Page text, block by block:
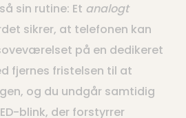
sin rutine: Et analogt
sikrer, at telefonen kan
på en dedikeret
fjernes fristelsen til at
og du undgår samtidig
blink, der forstyrrer